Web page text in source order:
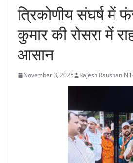
त्रिकोणीय संघर्ष में
कुमार की रोसरा में
आसान
November 3, 2025 Rajesh Raushan